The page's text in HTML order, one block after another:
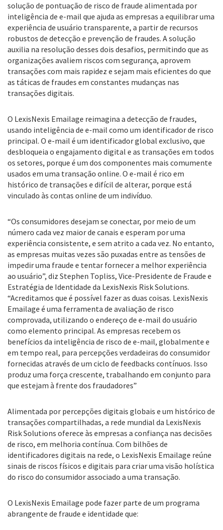
solução de pontuação de risco de fraude alimentada por
inteligência de e-mail que ajuda as empresas a equilibrar uma
experiência de usuário transparente, a partir de recursos
robustos de detecção e prevenção de fraudes. A solução
auxilia na resolução desses dois desafios, permitindo que as
organizações avaliem riscos com segurança, aprovem
transações com mais rapidez e sejam mais eficientes do que
as táticas de fraudes em constantes mudanças nas
transações digitais.
O LexisNexis Emailage reimagina a detecção de fraudes,
usando inteligência de e-mail como um identificador de risco
principal. O e-mail é um identificador global exclusivo, que
desbloqueia o engajamento digital e as transações em todos
os setores, porque é um dos componentes mais comumente
usados em uma transação online. O e-mail é rico em
histórico de transações e difícil de alterar, porque está
vinculado às contas online de um indivíduo.
“Os consumidores desejam se conectar, por meio de um
número cada vez maior de canais e esperam por uma
experiência consistente, e sem atrito a cada vez. No entanto,
as empresas muitas vezes são puxadas entre as tensões de
impedir uma fraude e tentar fornecer a melhor experiência
ao usuário”, diz Stephen Topliss, Vice-Presidente de Fraude e
Estratégia de Identidade da LexisNexis Risk Solutions.
“Acreditamos que é possível fazer as duas coisas. LexisNexis
Emailage é uma ferramenta de avaliação de risco
comprovada, utilizando o endereço de e-mail do usuário
como elemento principal. As empresas recebem os
benefícios da inteligência de risco de e-mail, globalmente e
em tempo real, para percepções verdadeiras do consumidor
fornecidas através de um ciclo de feedbacks contínuos. Isso
produz uma força crescente, trabalhando em conjunto para
que estejam à frente dos fraudadores”
Alimentada por percepções digitais globais e um histórico de
transações compartilhadas, a rede mundial da LexisNexis
Risk Solutions oferece às empresas a confiança nas decisões
de risco, em melhoria contínua. Com bilhões de
identificadores digitais na rede, o LexisNexis Emailage reúne
sinais de riscos físicos e digitais para criar uma visão holística
do risco do consumidor associado a uma transação.
O LexisNexis Emailage pode fazer parte de um programa
abrangente de fraude e identidade que: